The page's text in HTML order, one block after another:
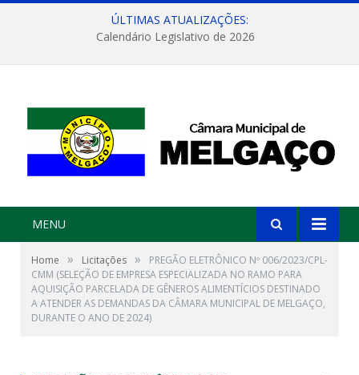
ÚLTIMAS ATUALIZAÇÕES:
Calendário Legislativo de 2026
MENU
Home » Licitações »
PREGÃO ELETRÔNICO Nº 006/2023/CPL-
CMM (SELEÇÃO DE EMPRESA ESPECIALIZADA NO RAMO PARA
AQUISIÇÃO PARCELADA DE GÊNEROS ALIMENTÍCIOS DESTINADO
A ATENDER AS DEMANDAS DA CÂMARA MUNICIPAL DE MELGAÇO,
DURANTE O ANO DE 2024)